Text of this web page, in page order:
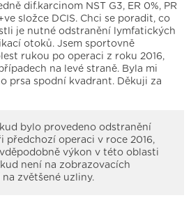
dif.karcinom NST G3, ER 0%, PR
složce DCIS. Chci se poradit, co
je nutné odstranění lymfatických
otoků. Jsem sportovně
rukou po operaci z roku 2016,
na levé straně. Byla mi
prsa spodní kvadrant. Děkuji za
bylo provedeno odstranění
předchozí operaci v roce 2016,
výkon v této oblasti
není na zobrazovacích
zvětšené uzliny.